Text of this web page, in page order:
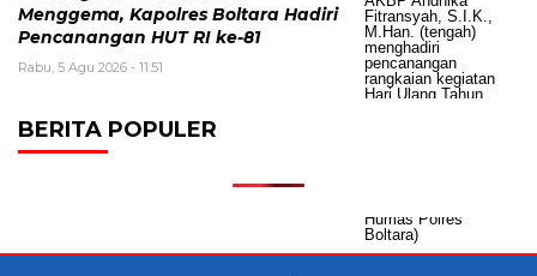
Menggema, Kapolres Boltara Hadiri
Pencanangan HUT RI ke-81
Rabu, 5 Agu 2026 - 11:51
BERITA POPULER